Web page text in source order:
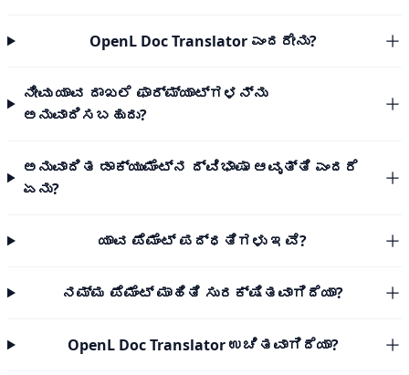
OpenL Doc Translator ಎಂದರೇನು?
ನೀವು ಯಾವ ದಾಖಲೆ ಫಾರ್ಮ್ಯಾಟ್‌ಗಳನ್ನು
ಅನುವಾದಿಸಬಹುದು?
ಅನುವಾದಿತ ಡಾಕ್ಯುಮೆಂಟ್‌ನ ದ್ವಿಭಾಷಾ ಆವೃತ್ತಿ ಎಂದರೆ
ಏನು?
ಯಾವ ಪೆಮೆಂಟ್ ಪದ್ಧತಿಗಳು ಇವೆ?
ನಮ್ಮ ಪೆಮೆಂಟ್ ಮಾಹಿತಿ ಸುರಕ್ಷಿತವಾಗಿದೆಯಾ?
OpenL Doc Translator ಉಚಿತವಾಗಿದೆಯಾ?